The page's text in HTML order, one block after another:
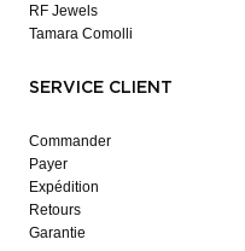
RF Jewels
Tamara Comolli
SERVICE CLIENT
Commander
Payer
Expédition
Retours
Garantie